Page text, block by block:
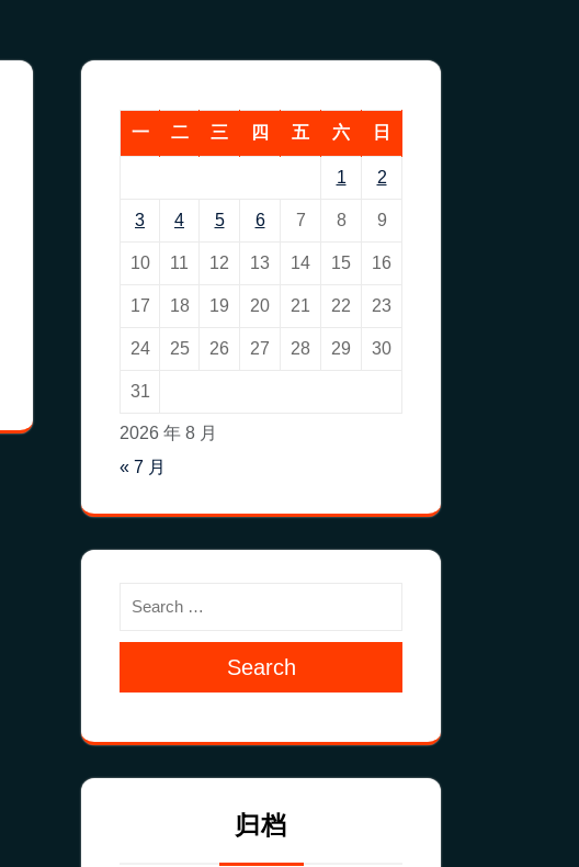
2026 年 8 月
一 二 三 四 五 六 日
1 2
3 4 5 6 7 8 9
10 11 12 13 14 15 16
17 18 19 20 21 22 23
24 25 26 27 28 29 30
31
« 7 月
Search
归档